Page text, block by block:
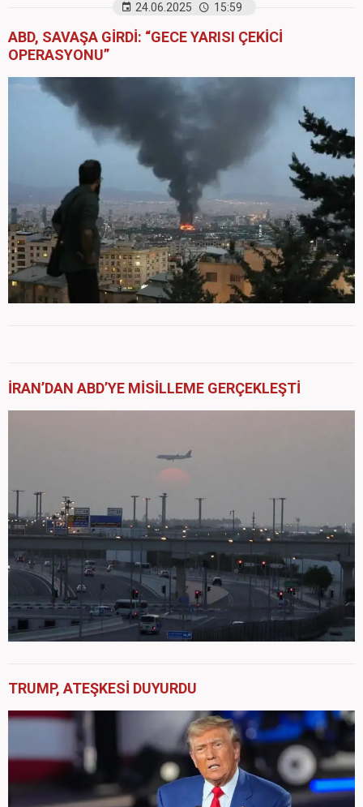
24.06.2025 15:59
ABD, SAVAŞA GİRDİ: “GECE YARISI ÇEKİCİ
OPERASYONU”
İRAN’DAN ABD’YE MİSİLLEME GERÇEKLEŞTİ
TRUMP, ATEŞKESİ DUYURDU